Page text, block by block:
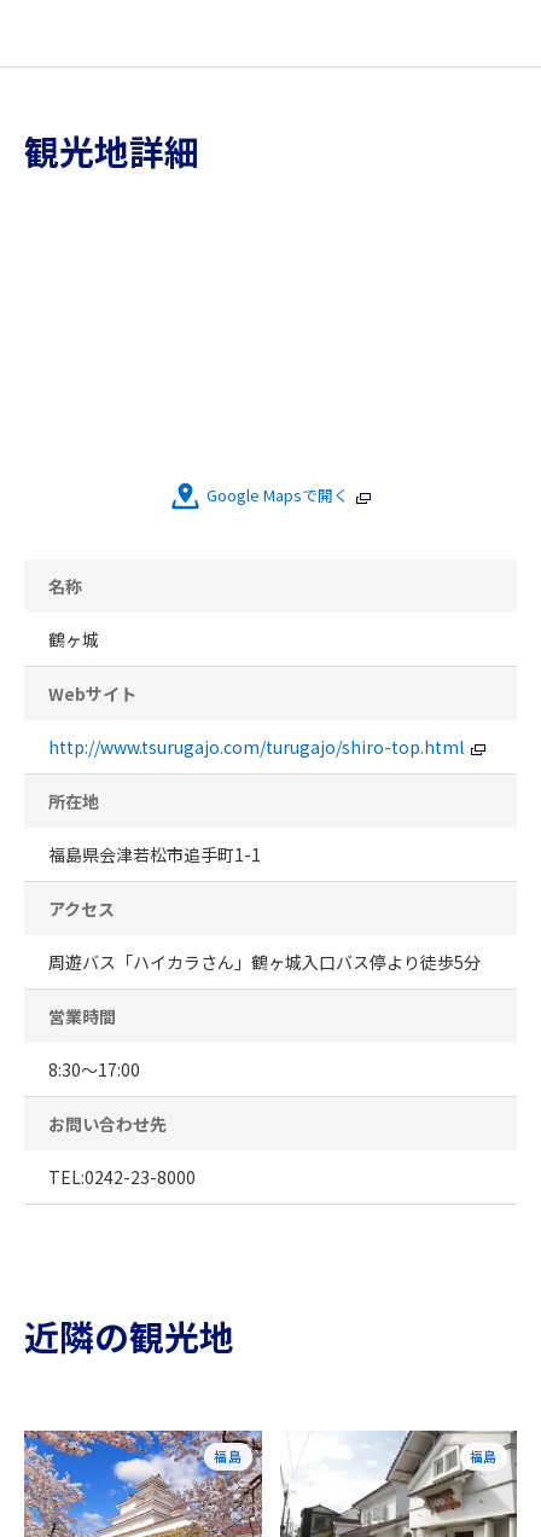
観光地詳細
Google Mapsで開く
名称
鶴ヶ城
Webサイト
http://www.tsurugajo.com/turugajo/shiro-top.html
所在地
福島県会津若松市追手町1-1
アクセス
周遊バス「ハイカラさん」鶴ヶ城入口バス停より徒歩5分
営業時間
8:30～17:00
お問い合わせ先
TEL:0242-23-8000
近隣の観光地
福島 福島